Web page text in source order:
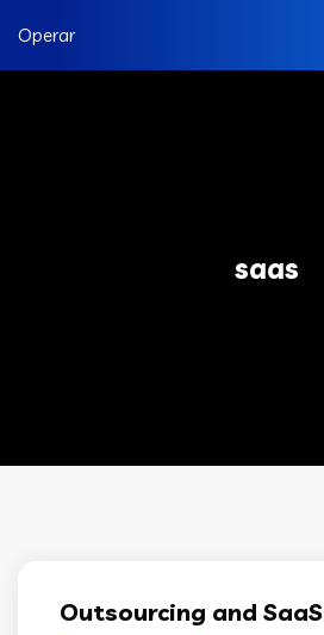
Operar
saas
Outsourcing and SaaS